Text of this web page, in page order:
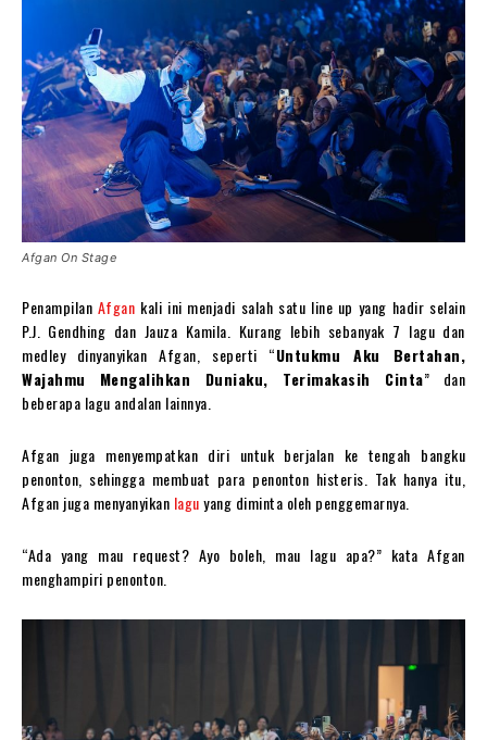
Afgan On Stage
Penampilan Afgan kali ini menjadi salah satu line up yang hadir selain
P.J. Gendhing dan Jauza Kamila. Kurang lebih sebanyak 7 lagu dan
medley dinyanyikan Afgan, seperti “Untukmu Aku Bertahan,
Wajahmu Mengalihkan Duniaku, Terimakasih Cinta” dan
beberapa lagu andalan lainnya.
Afgan juga menyempatkan diri untuk berjalan ke tengah bangku
penonton, sehingga membuat para penonton histeris. Tak hanya itu,
Afgan juga menyanyikan laguyang diminta oleh penggemarnya.
“Ada yang mau request? Ayo boleh, mau lagu apa?” kata Afgan
menghampiri penonton.